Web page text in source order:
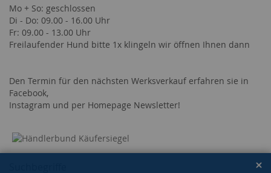
Mo + So: geschlossen
Di - Do: 09.00 - 16.00 Uhr
Fr: 09.00 - 13.00 Uhr
Freilaufender Hund bitte 1x klingeln wir öffnen Ihnen dann
Den Termin für den nächsten Werksverkauf erfahren sie in
Facebook,
Instagram und per Homepage Newsletter!